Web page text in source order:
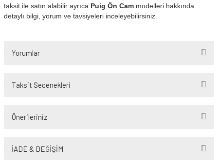
taksit ile satın alabilir ayrıca Puig Ön Cam modelleri hakkında
detaylı bilgi, yorum ve tavsiyeleri inceleyebilirsiniz.
Yorumlar
Taksit Seçenekleri
Önerileriniz
yetersiz gördüğünüz noktaları öneri formunu kullanarak tarafımıza
İADE & DEĞİŞİM